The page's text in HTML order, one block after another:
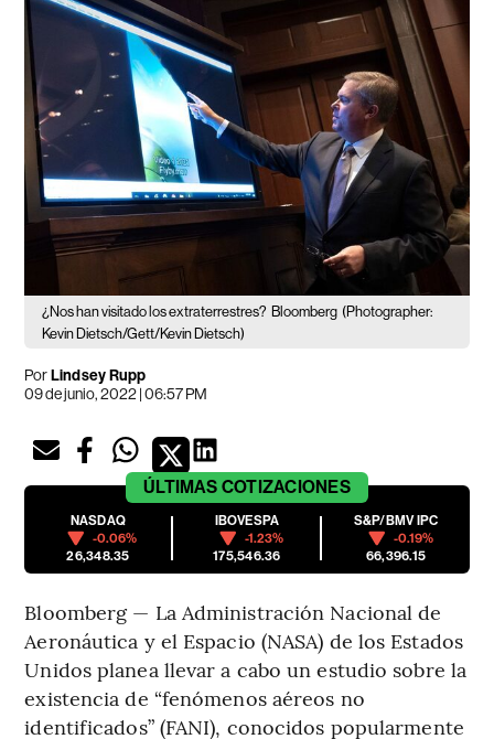
¿Nos han visitado los extraterrestres? Bloomberg (Photographer:
Kevin Dietsch/Gett/Kevin Dietsch)
PorLindsey Rupp
09 de junio, 2022 | 06:57 PM
ÚLTIMAS COTIZACIONES
NASDAQ
-0.06%
26,348.35
IBOVESPA
-1.23%
175,546.36
S&P/BMV IPC
-0.19%
66,396.15
Bloomberg — La Administración Nacional de
Aeronáutica y el Espacio (NASA) de los Estados
Unidos planea llevar a cabo un estudio sobre la
existencia de “fenómenos aéreos no
identificados” (FANI), conocidos popularmente